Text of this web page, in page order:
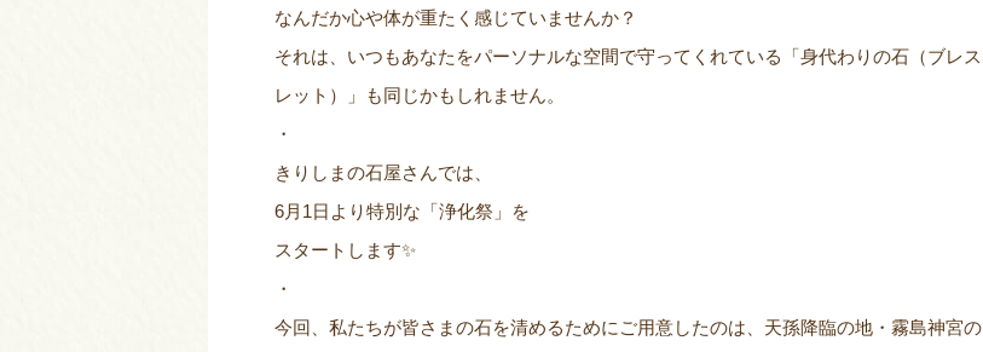
なんだか心や体が重たく感じていませんか？
それは、いつもあなたをパーソナルな空間で守ってくれている「身代わりの石（ブレス
レット）」も同じかもしれません。
・
きりしまの石屋さんでは、
6月1日より特別な「浄化祭」を
スタートします✨
・
今回、私たちが皆さまの石を清めるためにご用意したのは、天孫降臨の地・霧島神宮の